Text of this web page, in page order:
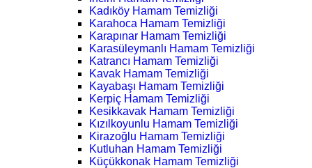
Kadıköy Hamam Temizliği
Karahoca Hamam Temizliği
Karapınar Hamam Temizliği
Karasüleymanlı Hamam Temizliği
Katrancı Hamam Temizliği
Kavak Hamam Temizliği
Kayabaşı Hamam Temizliği
Kerpiç Hamam Temizliği
Kesikkavak Hamam Temizliği
Kızılkoyunlu Hamam Temizliği
Kirazoğlu Hamam Temizliği
Kutluhan Hamam Temizliği
Küçükkonak Hamam Temizliği